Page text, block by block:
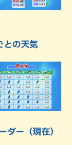
との天気
ダー（現在）